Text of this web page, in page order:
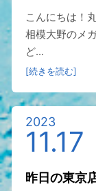
こんにちは！
相模大野のメ
ど...
[続きを読む]
2023
11.17
昨日の東京